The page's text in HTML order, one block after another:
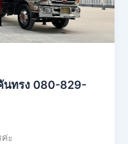
นทรง 080-829-
ะ